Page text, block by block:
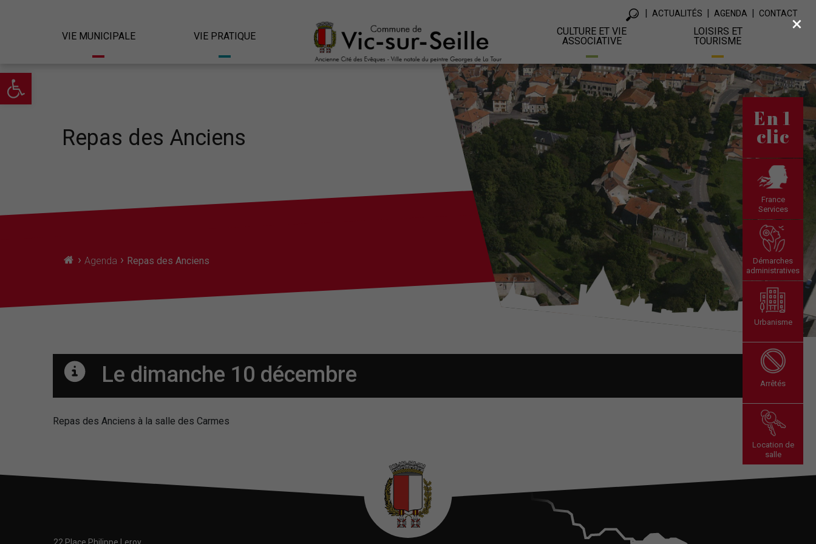
Ouvrir la barre d’outils
ACTUALITÉS AGENDA CONTACT
VIE MUNICIPALE VIE PRATIQUE
CULTURE ET VIE
ASSOCIATIVE
LOISIRS ET
TOURISME
En 1
clic
France
Services
Démarches
administratives
Urbanisme
Arrêtés
Location de
salle
Repas des Anciens
› Agenda › Repas des Anciens
Le dimanche 10 décembre
Repas des Anciens à la salle des Carmes
×